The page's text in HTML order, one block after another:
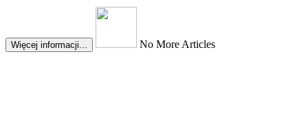
Więcej informacji... No More Articles